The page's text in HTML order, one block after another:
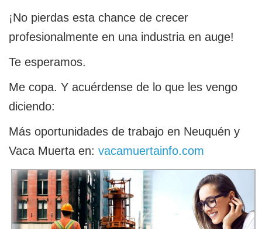
¡No pierdas esta chance de crecer
profesionalmente en una industria en auge!
Te esperamos.
Me copa. Y acuérdense de lo que les vengo
diciendo:
Más oportunidades de trabajo en Neuquén y
Vaca Muerta en: vacamuertainfo.com